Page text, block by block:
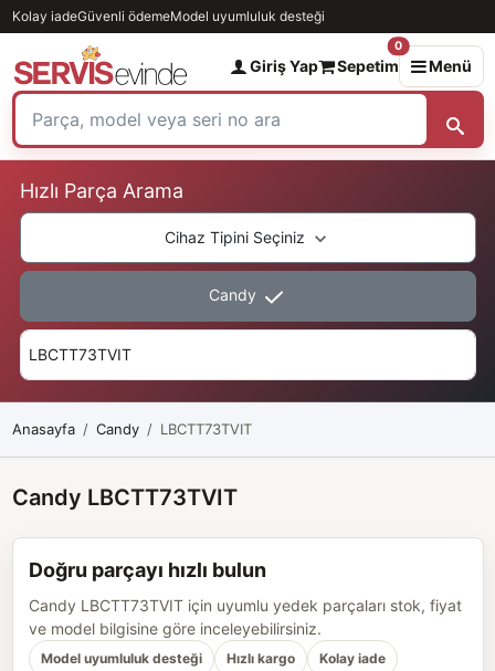
Kolay iadeGüvenli ödemeModel uyumluluk desteği
Giriş Yap Sepetim
0
Menü
Hızlı Parça Arama
Cihaz Tipini Seçiniz
Candy
Anasayfa Candy LBCTT73TVIT
Candy LBCTT73TVIT
Doğru parçayı hızlı bulun
Candy LBCTT73TVIT için uyumlu yedek parçaları stok, fiyat
ve model bilgisine göre inceleyebilirsiniz.
Model uyumluluk desteği Hızlı kargo Kolay iade